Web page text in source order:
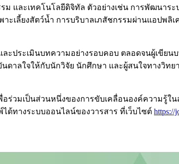
และเทคโนโลยีดิจิทัล ตัวอย่างเช่น การพัฒนาร
าะเลี้ยงสัตว์น้ำ การบริบาลเภสัชกรรมผ่านแอป
ระเมินบทความอย่างรอบคอบ ตลอดจนผู้เขีย
ดาลใจให้กับนักวิจัย นักศึกษา และผู้สนใจทางวิท
วมเป็นส่วนหนึ่งของการขับเคลื่อนองค์ความรู้ใ
ด้ทางระบบออนไลน์ของวารสาร ที่เว็บไซต์ https://